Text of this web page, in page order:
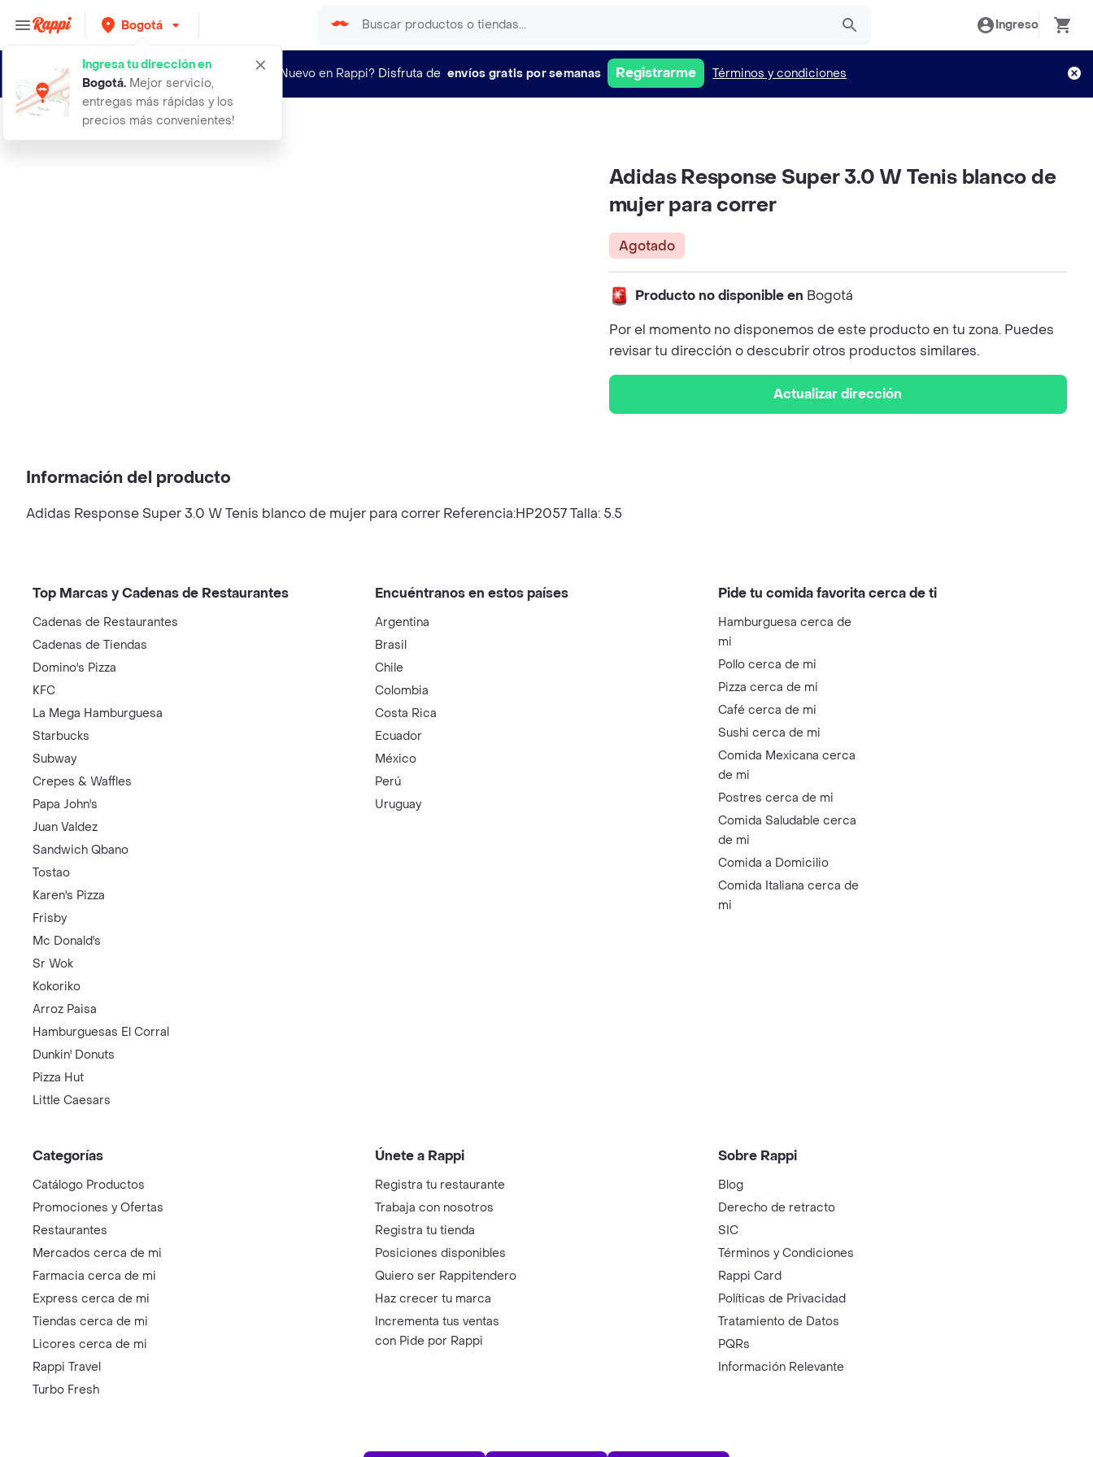
Bogotá
Ingresa tu dirección en
Bogotá. Mejor servicio,
entregas más rápidas y los
precios más convenientes!
Ingreso
¿Nuevo en Rappi? Disfruta de envíos gratis por semanas Registrarme Términos y condiciones
adidas response super 30 w tenis bl
Adidas Response Super 3.0 W Tenis blanco de
mujer para correr
Agotado
Producto no disponible en Bogotá
Por el momento no disponemos de este producto en tu zona. Puedes
revisar tu dirección o descubrir otros productos similares.
Actualizar dirección
Información del producto
Adidas Response Super 3.0 W Tenis blanco de mujer para correr Referencia:HP2057 Talla: 5.5
Top Marcas y Cadenas de Restaurantes
Cadenas de Restaurantes
Cadenas de Tiendas
Domino's Pizza
KFC
La Mega Hamburguesa
Starbucks
Subway
Crepes & Waffles
Papa John's
Juan Valdez
Sandwich Qbano
Tostao
Karen's Pizza
Frisby
Mc Donald's
Sr Wok
Kokoriko
Arroz Paisa
Hamburguesas El Corral
Dunkin' Donuts
Pizza Hut
Little Caesars
Encuéntranos en estos países
Argentina
Brasil
Chile
Colombia
Costa Rica
Ecuador
México
Perú
Uruguay
Pide tu comida favorita cerca de ti
Hamburguesa cerca de
mi
Pollo cerca de mi
Pizza cerca de mi
Café cerca de mi
Sushi cerca de mi
Comida Mexicana cerca
de mi
Postres cerca de mi
Comida Saludable cerca
de mi
Comida a Domicilio
Comida Italiana cerca de
mi
Categorías
Catálogo Productos
Promociones y Ofertas
Restaurantes
Mercados cerca de mi
Farmacia cerca de mi
Express cerca de mi
Tiendas cerca de mi
Licores cerca de mi
Rappi Travel
Turbo Fresh
Únete a Rappi
Registra tu restaurante
Trabaja con nosotros
Registra tu tienda
Posiciones disponibles
Quiero ser Rappitendero
Haz crecer tu marca
Incrementa tus ventas
con Pide por Rappi
Sobre Rappi
Blog
Derecho de retracto
SIC
Términos y Condiciones
Rappi Card
Políticas de Privacidad
Tratamiento de Datos
PQRs
Información Relevante